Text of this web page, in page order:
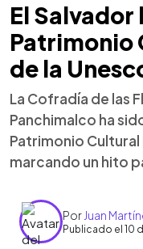
El
Patrimonio
de la
La Cofradía de las
Panchimalco ha
Patrimonio Cultural
marcando un hito
Por Juan
Publicado el 10